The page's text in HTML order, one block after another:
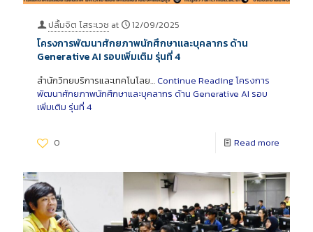
ปลื้มจิต โสระเวช at 12/09/2025
โครงการพัฒนาศักยภาพนักศึกษาและบุคลากร ด้าน
Generative AI รอบเพิ่มเติม รุ่นที่ 4
สำนักวิทยบริการและเทคโนโลย… Continue Readingโครงการ
พัฒนาศักยภาพนักศึกษาและบุคลากร ด้าน Generative AI รอบ
เพิ่มเติม รุ่นที่ 4
0 Read more